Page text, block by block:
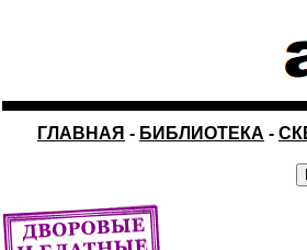
ГЛАВНАЯ - БИБЛИОТЕКА -